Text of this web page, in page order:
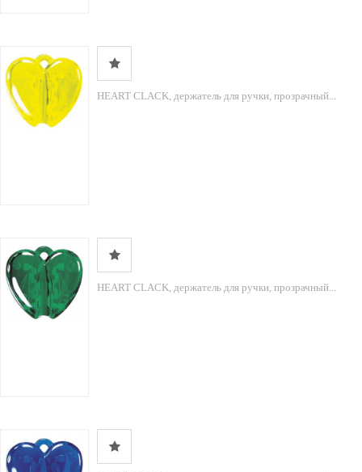
HEART CLACK, держатель для ручки, прозрачный...
HEART CLACK, держатель для ручки, прозрачный...